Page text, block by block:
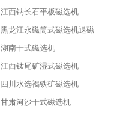
江西钠长石平板磁选机
黑龙江永磁筒式磁选机退磁
湖南干式磁选机
江西钛尾矿湿式磁选机
四川水选褐铁矿磁选机
甘肃河沙干式磁选机